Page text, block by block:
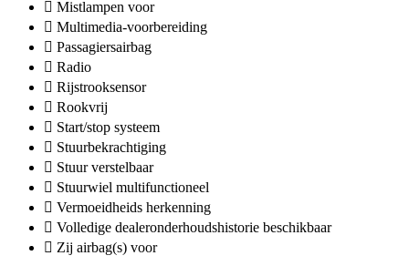
Mistlampen voor
Multimedia-voorbereiding
Passagiersairbag
Radio
Rijstrooksensor
Rookvrij
Start/stop systeem
Stuurbekrachtiging
Stuur verstelbaar
Stuurwiel multifunctioneel
Vermoeidheids herkenning
Volledige dealeronderhoudshistorie beschikbaar
Zij airbag(s) voor